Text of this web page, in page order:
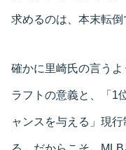
求めるのは、本末転倒
確かに里崎氏の言う
ラフトの意義と、「1
ャンスを与える」現